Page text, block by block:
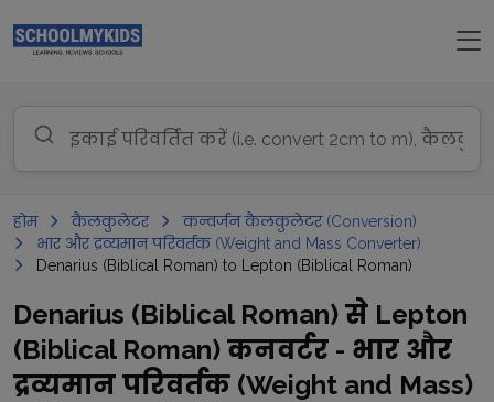
होम कैलकुलेटर
कन्वर्जन कैलकुलेटर (Conversion)
भार और द्रव्यमान परिवर्तक (Weight and Mass Converter)
Denarius (Biblical Roman) to Lepton (Biblical Roman)
Denarius (Biblical Roman) से Lepton
(Biblical Roman) कनवर्टर - भार और
द्रव्यमान परिवर्तक (Weight and Mass)